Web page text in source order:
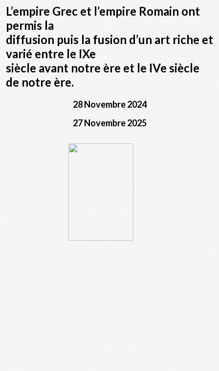
L’empire Grec et l’empire Romain ont
permis la
diffusion puis la fusion d’un art riche et
varié entre le IXe
siècle avant notre ère et le IVe siècle
de notre ère.
28 Novembre 2024
27 Novembre 2025